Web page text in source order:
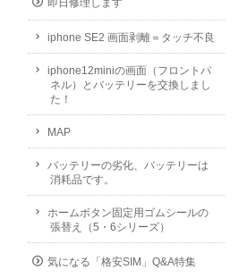
即日修理します
iphone SE2 画面剥離＝タッチ不良
iphone12miniの画面（フロントパ
ネル）とバッテリーを交換しまし
た！
MAP
バッテリーの劣化、バッテリーは
消耗品です。
ホームボタン固定用ゴムシールの
張替え（5・6シリーズ）
気になる「格安SIM」Q&A特集